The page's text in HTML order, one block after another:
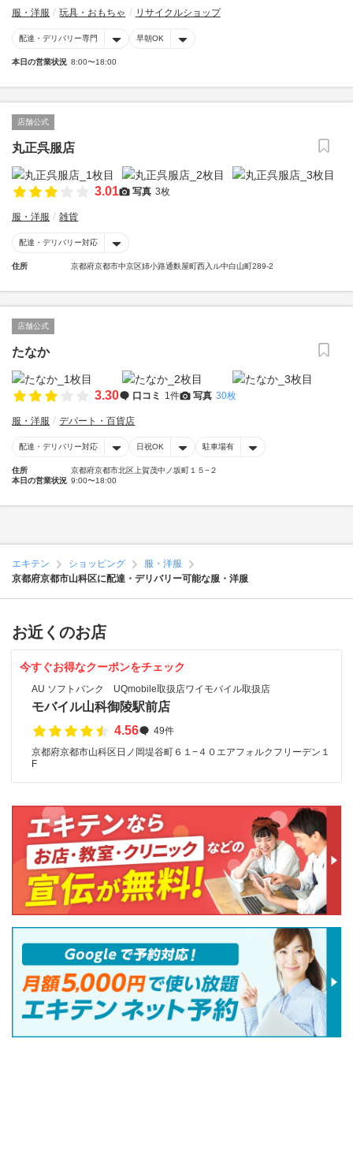
服・洋服 玩具・おもちゃ リサイクルショップ
配達・デリバリー専門 早朝OK
本日の営業状況 8:00〜18:00
店舗公式
丸正呉服店
3.01 写真 3枚
服・洋服 雑貨
配達・デリバリー対応
住所 京都府京都市中京区姉小路通麩屋町西入ル中白山町289-2
店舗公式
たなか
3.30 口コミ 1件 写真 30枚
服・洋服 デパート・百貨店
配達・デリバリー対応 日祝OK 駐車場有
住所
京都府京都市北区上賀茂中ノ坂町１５−２
本日の営業状況 9:00〜18:00
エキテン ショッピング
服・洋服
京都府京都市山科区に配達・デリバリー可能な服・洋服
お近くのお店
今すぐお得なクーポンをチェック
AU ソフトバンク UQmobile取扱店ワイモバイル取扱店
モバイル山科御陵駅前店
4.56
49件
京都府京都市山科区日ノ岡堤谷町６１−４０エアフォルクフリーデン１
F